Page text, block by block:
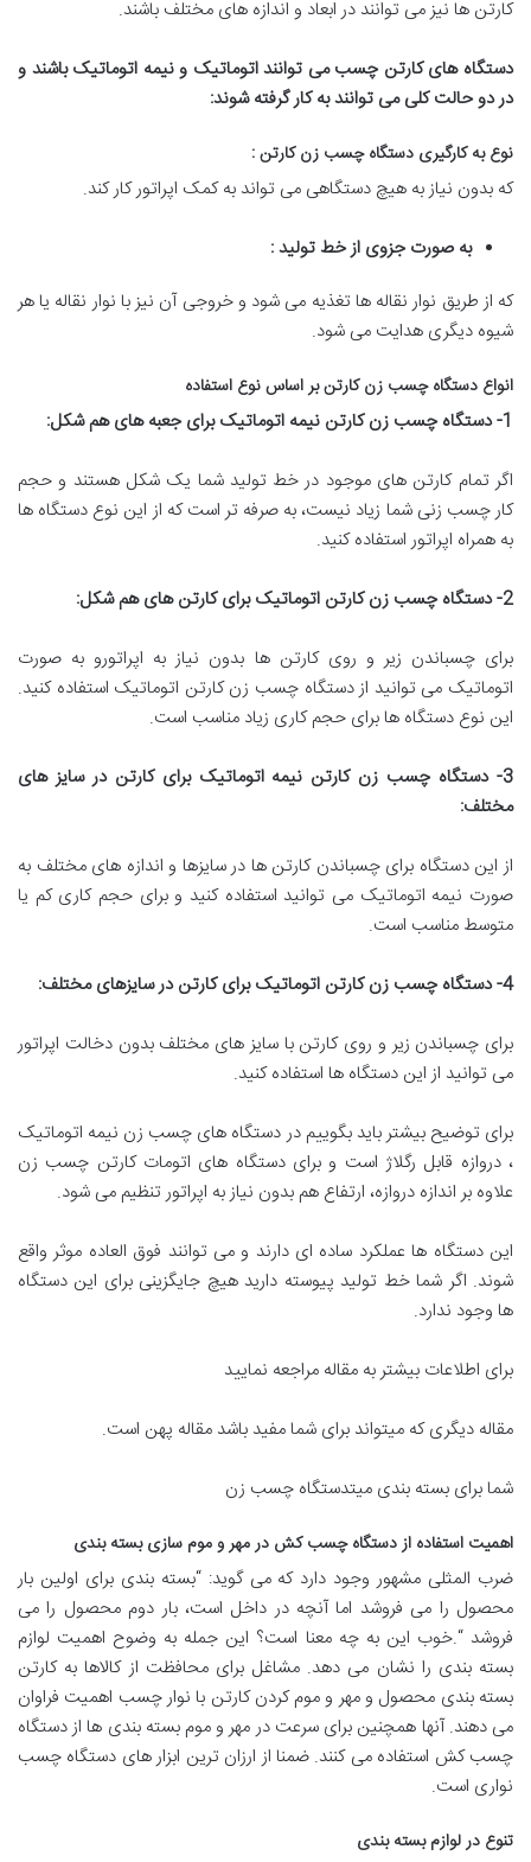
کارتن ها نیز می توانند در ابعاد و اندازه های مختلف باشند.
دستگاه های کارتن چسب می توانند اتوماتیک و نیمه اتوماتیک باشند و
در دو حالت کلی می توانند به کار گرفته شوند:
نوع به کارگیری دستگاه چسب زن کارتن:
که بدون نیاز به هیچ دستگاهی می تواند به کمک اپراتور کار کند.
به صورت جزوی از خط تولید:
که از طریق نوار نقاله ها تغذیه می شود و خروجی آن نیز با نوار نقاله یا هر
شیوه دیگری هدایت می شود.
انواع دستگاه چسب زن کارتن بر اساس نوع استفاده
1- دستگاه چسب زن کارتن نیمه اتوماتیک برای جعبه های هم شکل:
اگر تمام کارتن های موجود در خط تولید شما یک شکل هستند و حجم
کار چسب زنی شما زیاد نیست، به صرفه تر است که از این نوع دستگاه ها
به همراه اپراتور استفاده کنید.
2- دستگاه چسب زن کارتن اتوماتیک برای کارتن های هم شکل:
برای چسباندن زیر و روی کارتن ها بدون نیاز به اپراتورو به صورت
اتوماتیک می توانید از دستگاه چسب زن کارتن اتوماتیک استفاده کنید.
این نوع دستگاه ها برای حجم کاری زیاد مناسب است.
3- دستگاه چسب زن کارتن نیمه اتوماتیک برای کارتن در سایز های
مختلف:
از این دستگاه برای چسباندن کارتن ها در سایزها و اندازه های مختلف به
صورت نیمه اتوماتیک می توانید استفاده کنید و برای حجم کاری کم یا
متوسط مناسب است.
4- دستگاه چسب زن کارتن اتوماتیک برای کارتن در سایزهای مختلف:
برای چسباندن زیر و روی کارتن با سایز های مختلف بدون دخالت اپراتور
می توانید از این دستگاه ها استفاده کنید.
برای توضیح بیشتر باید بگوییم در دستگاه های چسب زن نیمه اتوماتیک
، دروازه قابل رگلاژ است و برای دستگاه های اتومات کارتن چسب زن
علاوه بر اندازه دروازه، ارتفاع هم بدون نیاز به اپراتور تنظیم می شود.
این دستگاه ها عملکرد ساده ای دارند و می توانند فوق العاده موثر واقع
شوند. اگر شما خط تولید پیوسته دارید هیچ جایگزینی برای این دستگاه
ها وجود ندارد.
برای اطلاعات بیشتر به مقاله مراجعه نمایید
مقاله دیگری که میتواند برای شما مفید باشد مقاله پهن است.
شما برای بسته بندی میتدستگاه چسب زن
اهمیت استفاده از دستگاه چسب کش در مهر و موم سازی بسته بندی
ضرب المثلی مشهور وجود دارد که می گوید: “بسته بندی برای اولین بار
محصول را می فروشد اما آنچه در داخل است، بار دوم محصول را می
فروشد “.خوب این به چه معنا است؟ این جمله به وضوح اهمیت لوازم
بسته بندی را نشان می دهد. مشاغل برای محافظت از کالاها به کارتن
بسته بندی محصول و مهر و موم کردن کارتن با نوار چسب اهمیت فراوان
می دهند. آنها همچنین برای سرعت در مهر و موم بسته بندی ها از دستگاه
چسب کش استفاده می کنند. ضمنا از ارزان ترین ابزار های دستگاه چسب
نواری است.
تنوع در لوازم بسته بندی